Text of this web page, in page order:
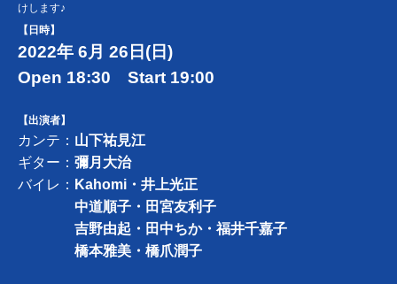
けします♪
【日時】
2022年 6月 26日(日)
Open 18:30 Start 19:00
【出演者】
カンテ： 山下祐見江
ギター： 彌月大治
バイレ： Kahomi・井上光正
中道順子・田宮友利子
吉野由起・田中ちか・福井千嘉子
橋本雅美・橋爪潤子